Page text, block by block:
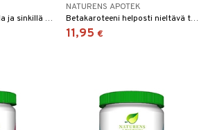
Mustapippuriuutteella ja sinkillä vahvistettu kurkuma.
NATURENS APOTEK
Betakaroteeni helposti nieltävä tablettina sisältäen 25 mg betakaroteenia.
11,95 €